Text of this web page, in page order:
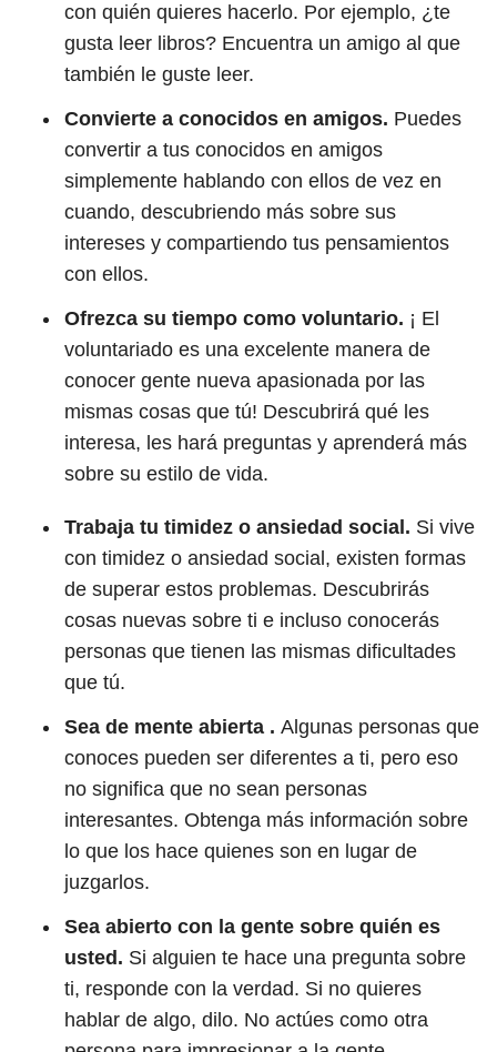
con quién quieres hacerlo. Por ejemplo, ¿te
gusta leer libros? Encuentra un amigo al que
también le guste leer.
Convierte a conocidos en amigos. Puedes
convertir a tus conocidos en amigos
simplemente hablando con ellos de vez en
cuando, descubriendo más sobre sus
intereses y compartiendo tus pensamientos
con ellos.
Ofrezca su tiempo como voluntario. ¡ El
voluntariado es una excelente manera de
conocer gente nueva apasionada por las
mismas cosas que tú! Descubrirá qué les
interesa, les hará preguntas y aprenderá más
sobre su estilo de vida.
Trabaja tu timidez o ansiedad social. Si vive
con timidez o ansiedad social, existen formas
de superar estos problemas. Descubrirás
cosas nuevas sobre ti e incluso conocerás
personas que tienen las mismas dificultades
que tú.
Sea de mente abierta . Algunas personas que
conoces pueden ser diferentes a ti, pero eso
no significa que no sean personas
interesantes. Obtenga más información sobre
lo que los hace quienes son en lugar de
juzgarlos.
Sea abierto con la gente sobre quién es
usted. Si alguien te hace una pregunta sobre
ti, responde con la verdad. Si no quieres
hablar de algo, dilo. No actúes como otra